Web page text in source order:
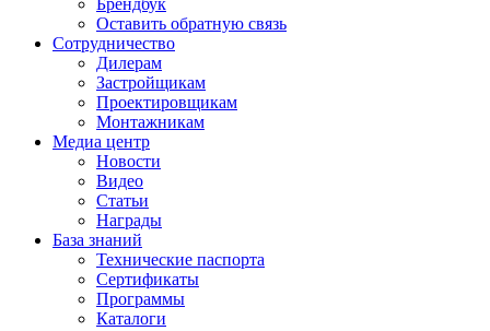
Оставить обратную связь
Сотрудничество
Дилерам
Застройщикам
Проектировщикам
Монтажникам
Медиа центр
Новости
Видео
Статьи
Награды
База знаний
Технические паспорта
Сертификаты
Программы
Каталоги